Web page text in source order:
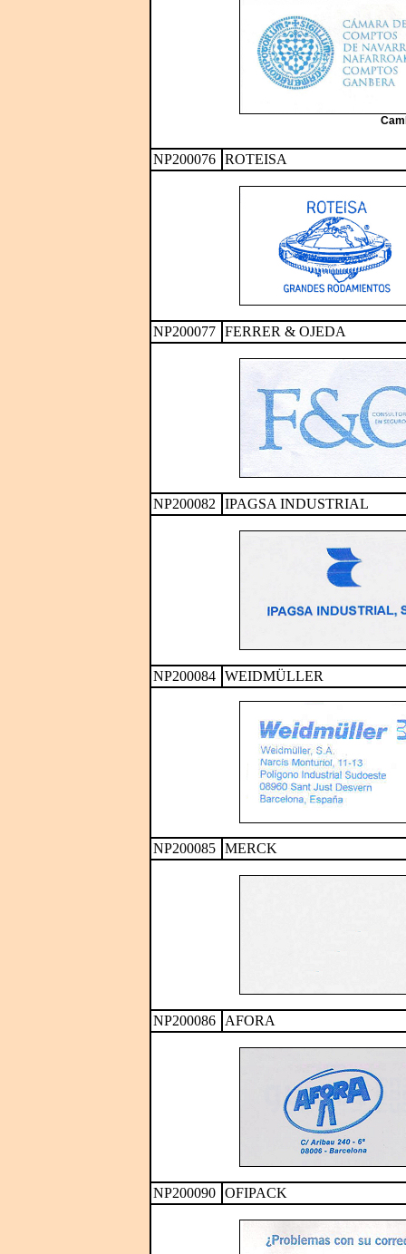
NP200076 ROTEISA
NP200077 FERRER & OJEDA
NP200082 IPAGSA INDUSTRIAL
NP200084 WEIDMÜLLER
NP200085 MERCK
NP200086 AFORA
NP200090 OFIPACK